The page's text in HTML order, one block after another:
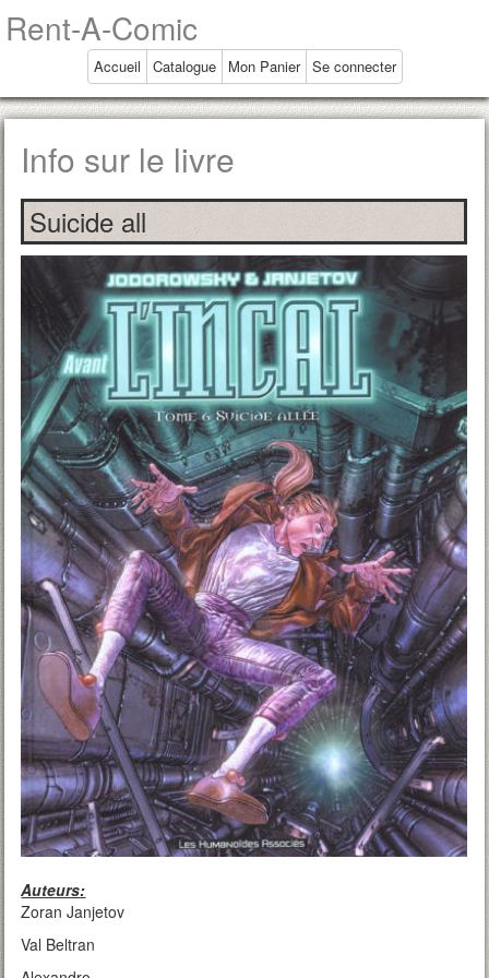
Rent-A-Comic
Accueil Catalogue Mon Panier Se connecter
Info sur le livre
Suicide all
Auteurs:
Zoran Janjetov
Val Beltran